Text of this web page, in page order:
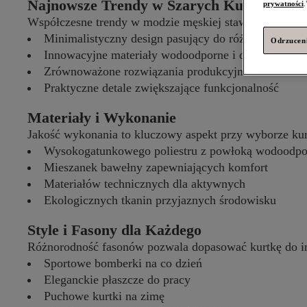
Najnowsze Trendy w Szarych Kurtkach
Współczesne trendy w modzie męskiej stawiają na
Minimalistyczny design pasujący do różnych
Innowacyjne materiały wodoodporne i oddychające
Zrównoważone rozwiązania produkcyjne
Praktyczne detale zwiększające funkcjonalność
Materiały i Wykonanie
Jakość wykonania to kluczowy aspekt przy wyborze
Wysokogatunkowego poliestru z powłoką
Mieszanek bawełny zapewniających komfort
Materiałów technicznych dla aktywnych
Ekologicznych tkanin przyjaznych środowisku
Style i Fasony dla Każdego
Różnorodność fasonów pozwala dopasować kurtkę do
Sportowe bomberki na co dzień
Eleganckie płaszcze do pracy
Puchowe kurtki na zimę
prywatności